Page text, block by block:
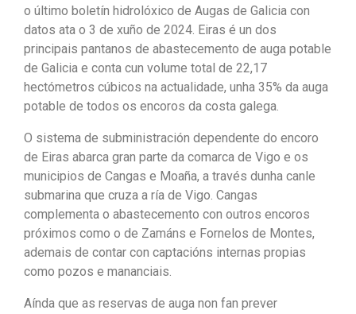
o último boletín hidrolóxico de Augas de Galicia con
datos ata o 3 de xuño de 2024. Eiras é un dos
principais pantanos de abastecemento de auga potable
de Galicia e conta cun volume total de 22,17
hectómetros cúbicos na actualidade, unha 35% da auga
potable de todos os encoros da costa galega.
O sistema de subministración dependente do encoro
de Eiras abarca gran parte da comarca de Vigo e os
municipios de Cangas e Moaña, a través dunha canle
submarina que cruza a ría de Vigo. Cangas
complementa o abastecemento con outros encoros
próximos como o de Zamáns e Fornelos de Montes,
ademais de contar con captacións internas propias
como pozos e mananciais.
Aínda que as reservas de auga non fan prever